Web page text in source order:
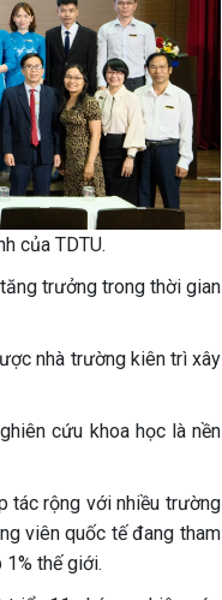
của TDTU.
trưởng trong thời gian
nhà trường kiên trì xây
cứu khoa học là nền
tác rộng với nhiều trường
viên quốc tế đang tham
thế giới.